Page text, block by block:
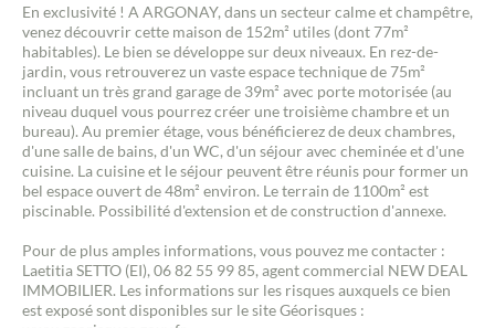
En exclusivité ! A ARGONAY, dans un secteur calme et champêtre,
venez découvrir cette maison de 152m² utiles (dont 77m²
habitables). Le bien se développe sur deux niveaux. En rez-de-
jardin, vous retrouverez un vaste espace technique de 75m²
incluant un très grand garage de 39m² avec porte motorisée (au
niveau duquel vous pourrez créer une troisième chambre et un
bureau). Au premier étage, vous bénéficierez de deux chambres,
d'une salle de bains, d'un WC, d'un séjour avec cheminée et d'une
cuisine. La cuisine et le séjour peuvent être réunis pour former un
bel espace ouvert de 48m² environ. Le terrain de 1100m² est
piscinable. Possibilité d'extension et de construction d'annexe.
Pour de plus amples informations, vous pouvez me contacter :
Laetitia SETTO (EI), 06 82 55 99 85, agent commercial NEW DEAL
IMMOBILIER. Les informations sur les risques auxquels ce bien
est exposé sont disponibles sur le site Géorisques :